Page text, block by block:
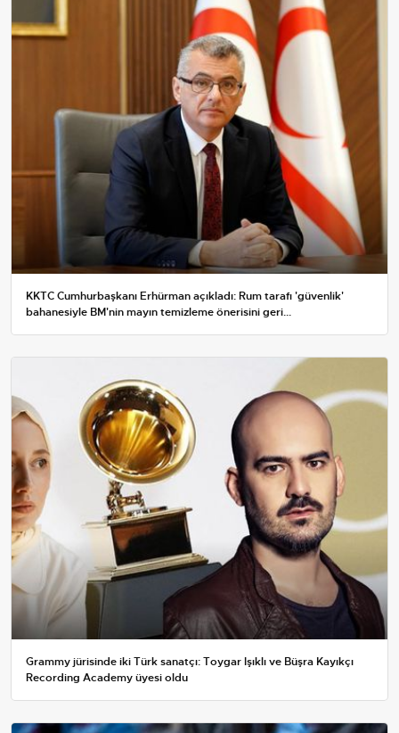
KKTC Cumhurbaşkanı Erhürman açıkladı: Rum tarafı 'güvenlik'
bahanesiyle BM'nin mayın temizleme önerisini geri...
Grammy jürisinde iki Türk sanatçı: Toygar Işıklı ve Büşra Kayıkçı
Recording Academy üyesi oldu